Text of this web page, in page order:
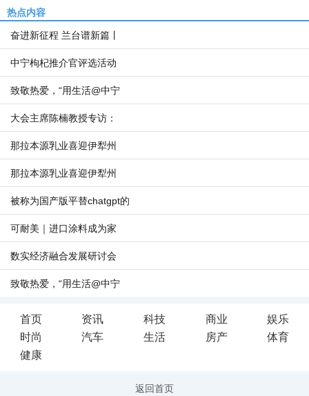
热点内容
奋进新征程 兰台谱新篇丨
中宁枸杞推介官评选活动
致敬热爱，“用生活@中宁
大会主席陈楠教授专访：
那拉本源乳业喜迎伊犁州
那拉本源乳业喜迎伊犁州
被称为国产版平替chatgpt的
可耐美｜进口涂料成为家
数实经济融合发展研讨会
致敬热爱，“用生活@中宁
首页 资讯 科技 商业
娱乐
时尚
汽车 生活 房产
体育
健康
返回首页